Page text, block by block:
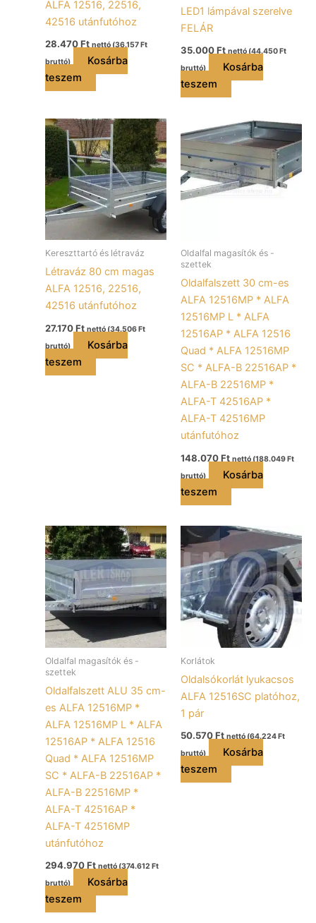
ALFA 12516, 22516,
42516 utánfutóhoz
28.470Ft nettó (36.157 Ft
bruttó)
Kosárba
teszem
LED1 lámpával szerelve
FELÁR
35.000Ft nettó (44.450Ft
bruttó)
Kosárba
teszem
Kereszttartó és létraváz
Létraváz 80 cm magas
ALFA 12516, 22516,
42516 utánfutóhoz
27.170Ft nettó (34.506Ft
bruttó)
Kosárba
teszem
Oldalfal magasítók és -
szettek
Oldalfalszett 30 cm-es
ALFA 12516MP * ALFA
12516MP L * ALFA
12516AP * ALFA 12516
Quad * ALFA 12516MP
SC * ALFA-B 22516AP *
ALFA-B 22516MP *
ALFA-T 42516AP *
ALFA-T 42516MP
utánfutóhoz
148.070Ft nettó (188.049Ft
bruttó)
Kosárba
teszem
Oldalfal magasítók és -
szettek
Oldalfalszett ALU 35 cm-
es ALFA 12516MP *
ALFA 12516MP L * ALFA
12516AP * ALFA 12516
Quad * ALFA 12516MP
SC * ALFA-B 22516AP *
ALFA-B 22516MP *
ALFA-T 42516AP *
ALFA-T 42516MP
utánfutóhoz
294.970Ft nettó (374.612 Ft
bruttó)
Kosárba
teszem
Korlátok
Oldalsókorlát lyukacsos
ALFA 12516SC platóhoz,
1 pár
50.570Ft nettó (64.224 Ft
bruttó)
Kosárba
teszem